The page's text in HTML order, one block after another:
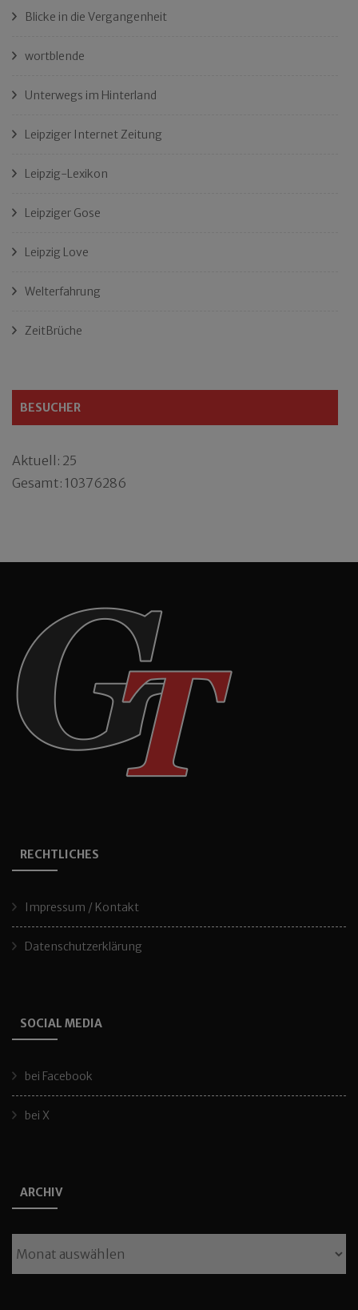
Blicke in die Vergangenheit
wortblende
Unterwegs im Hinterland
Leipziger Internet Zeitung
Leipzig-Lexikon
Leipziger Gose
Leipzig Love
Welterfahrung
ZeitBrüche
BESUCHER
Aktuell: 25
Gesamt: 10376286
RECHTLICHES
Impressum / Kontakt
Datenschutzerklärung
SOCIAL MEDIA
bei Facebook
bei X
ARCHIV